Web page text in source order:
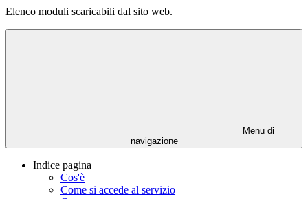
Elenco moduli scaricabili dal sito web.
Menu di
navigazione
Indice pagina
Cos'è
Come si accede al servizio